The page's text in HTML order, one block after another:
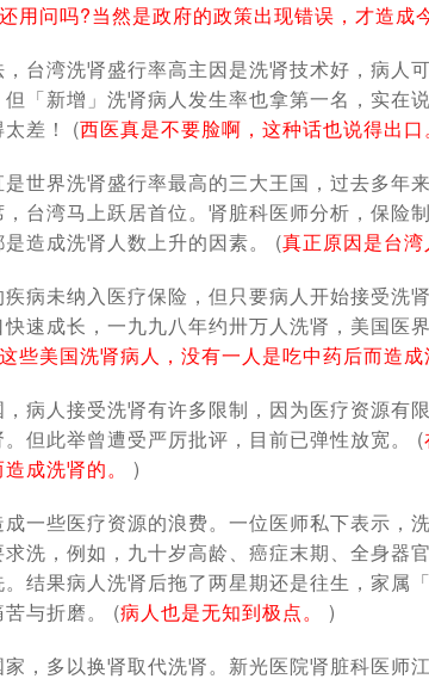
用问吗?当然是政府的政策出现错误，才造成
台湾洗肾盛行率高主因是洗肾技术好，病人
「新增」洗肾病人发生率也拿第一名，实在
太差！ (西医真是不要脸啊，这种话也说得出口
世界洗肾盛行率最高的三大王国，过去多年
台湾马上跃居首位。肾脏科医师分析，保险
造成洗肾人数上升的因素。 (真正原因是台湾
病未纳入医疗保险，但只要病人开始接受洗
速成长，一九九八年约卅万人洗肾，美国医
这些美国洗肾病人，没有一人是吃中药后而造成
病人接受洗肾有许多限制，因为医疗资源有
但此举曾遭受严厉批评，目前已弹性放宽。 (
成洗肾的。
)
一些医疗资源的浪费。一位医师私下表示，
洗，例如，九十岁高龄、癌症末期、全身器
结果病人洗肾后拖了两星期还是往生，家属
与折磨。 (病人也是无知到极点。
)
，多以换肾取代洗肾。新光医院肾脏科医师